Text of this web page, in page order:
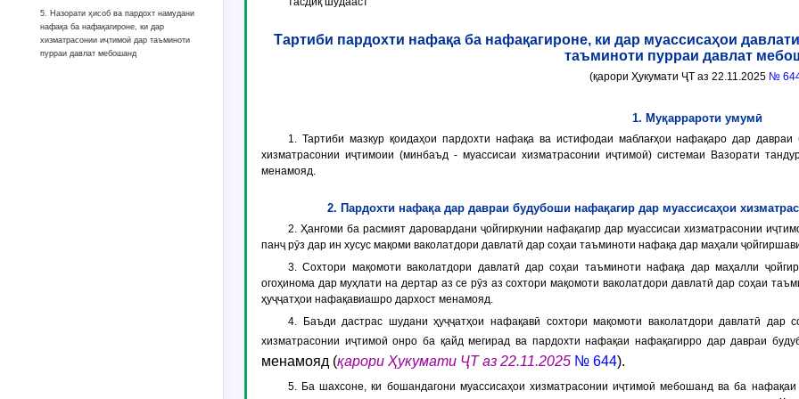
5. Назорати ҳисоб ва пардохт намудани
нафақа ба нафақагироне, ки дар
хизматрасонии иҷтимоӣ дар таъминоти
пурраи давлат мебошанд
Тартиби пардохти нафақа ба нафақагироне, ки дар муассисаҳои
таъминоти пурраи давлат
(қарори Ҳукумати ҶТ аз 22.11.2025 №
1. Муқаррароти умумӣ
1. Тартиби мазкур қоидаҳои пардохти нафақа ва истифодаи маблағҳои нафақаро дар
хизматрасонии иҷтимоии (минбаъд - муассисаи хизматрасонии иҷтимоӣ) системаи Вазорати
менамояд.
2. Пардохти нафақа дар давраи будубоши нафақагир дар муассисаҳои
2. Ҳангоми ба расмият даровардани ҷойгиркунии нафақагир дар муассисаи хизматрасонии
панҷ рӯз дар ин хусус мақоми ваколатдори давлатӣ дар соҳаи таъминоти нафақа дар маҳали
3. Сохтори мақомоти ваколатдори давлатӣ дар соҳаи таъминоти нафақа дар маҳалли
огоҳинома дар муҳлати на дертар аз се рӯз аз сохтори мақомоти ваколатдори давлатӣ дар соҳаи
ҳуҷҷатҳои нафақавиашро дархост менамояд.
4. Баъди дастрас шудани ҳуҷҷатҳои нафақавӣ сохтори мақомоти ваколатдори давлатӣ дар
хизматрасонии иҷтимоӣ онро ба қайд мегирад ва пардохти нафақаи нафақагирро дар давраи
менамояд (қарори Ҳукумати ҶТ аз 22.11.2025 № 644).
5. Ба шахсоне, ки бошандагони муассисаҳои хизматрасонии иҷтимоӣ мебошанд ва ба